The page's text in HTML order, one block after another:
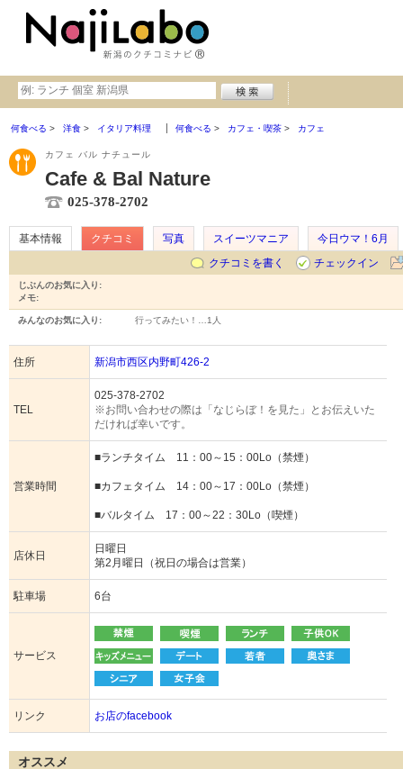
何食べる 洋食 イタリア料理 何食べる カフェ・喫茶 カフェ
カフェ バル ナチュール
Cafe & Bal Nature
025-378-2702
基本情報 クチコミ 写真 スイーツマニア
今日ウマ！6月
クチコミを書く
チェックイン
じぶんのお気に入り:
メモ:
みんなのお気に入り: 行ってみたい！… 1人
住所 新潟市西区内野町426-2
TEL
025-378-2702
※お問い合わせの際は「なじらぼ！を見た」とお伝えいた
だければ幸いです。
営業時間
■ランチタイム 11：00～15：00Lo（禁煙）
■カフェタイム 14：00～17：00Lo（禁煙）
■バルタイム 17：00～22：30Lo（喫煙）
店休日
日曜日
第2月曜日（祝日の場合は営業）
駐車場 6台
サービス
リンク お店のfacebook
オススメ